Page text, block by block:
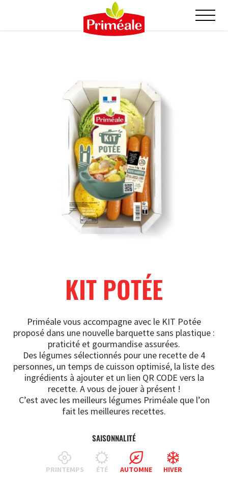
KIT POTÉE
Priméale vous accompagne avec le KIT Potée
proposé dans une nouvelle barquette sans plastique :
praticité et gourmandise assurées.
Des légumes sélectionnés pour une recette de 4
personnes, un temps de cuisson optimisé, la liste des
ingrédients à ajouter et un lien QR CODE vers la
recette. A vous de jouer à présent !
C’est avec les meilleurs légumes Priméale que l’on
fait les meilleures recettes.
SAISONNALITÉ
PRINTEMPS ÉTÉ AUTOMNE HIVER